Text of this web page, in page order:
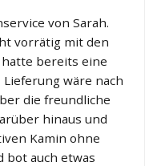
von Sarah.
vorrätig mit den
bereits eine
wäre nach
die freundliche
hinaus und
Kamin ohne
bot auch etwas